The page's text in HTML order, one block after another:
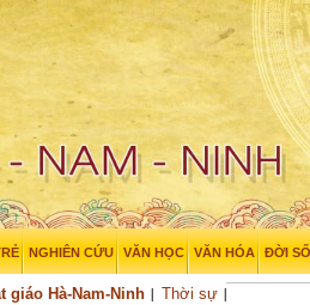
giáo Hà-Nam-Ninh Thời sự
NGHIÊN CỨU VĂN HỌC VĂN HÓA ĐỜI